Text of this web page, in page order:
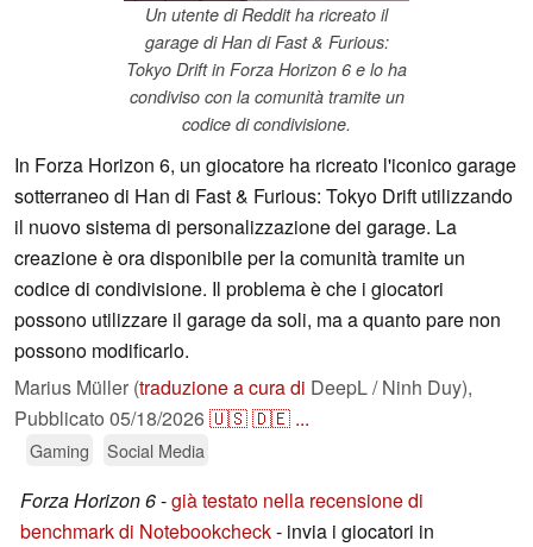
Un utente di Reddit ha ricreato il
garage di Han di Fast & Furious:
Tokyo Drift in Forza Horizon 6 e lo ha
condiviso con la comunità tramite un
codice di condivisione.
In Forza Horizon 6, un giocatore ha ricreato l'iconico garage
sotterraneo di Han di Fast & Furious: Tokyo Drift utilizzando
il nuovo sistema di personalizzazione dei garage. La
creazione è ora disponibile per la comunità tramite un
codice di condivisione. Il problema è che i giocatori
possono utilizzare il garage da soli, ma a quanto pare non
possono modificarlo.
Marius Müller (traduzione a cura di DeepL / Ninh Duy),
Pubblicato 05/18/2026🇺🇸🇩🇪 ...
Gaming Social Media
Forza Horizon 6-già testato nella recensione di
benchmark di Notebookcheck- invia i giocatori in